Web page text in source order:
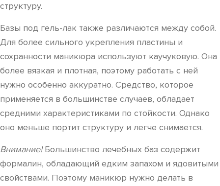
структуру.
Базы под гель-лак также различаются между собой.
Для более сильного укрепления пластины и
сохранности маникюра используют каучуковую. Она
более вязкая и плотная, поэтому работать с ней
нужно особенно аккуратно. Средство, которое
применяется в большинстве случаев, обладает
средними характеристиками по стойкости. Однако
оно меньше портит структуру и легче снимается.
Внимание!Большинство лечебных баз содержит
формалин, обладающий едким запахом и ядовитыми
свойствами. Поэтому маникюр нужно делать в